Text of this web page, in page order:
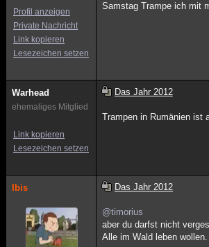
Profil anzeigen
Private Nachricht
Link kopieren
Lesezeichen setzen
Samstag Trampe ich mit
Warhead
ehemaliges Mitglied
Link kopieren
Lesezeichen setzen
Das Jahr 2012
Trampen in Rumänien ist
Ibis Das Jahr 2012
@timorius
aber du darfst nicht
Alle im Wald leben